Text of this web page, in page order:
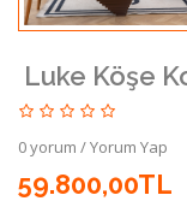
Luke Köşe
0 yorum /Yorum Yap
59.800,00TL